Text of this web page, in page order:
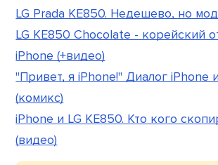
LG Prada KE850. Недешево, но
LG KE850 Chocolate - корейский
iPhone (+видео)
"Привет, я iPhone!" Диалог iPhone
(комикс)
iPhone и LG KE850. Кто кого
(видео)